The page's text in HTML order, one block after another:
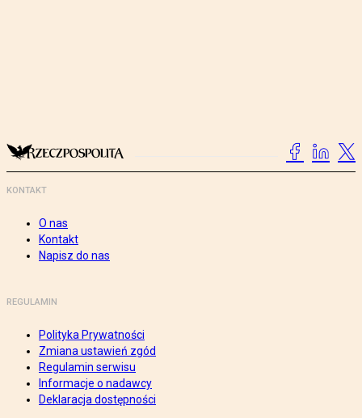
KONTAKT
O nas
Kontakt
Napisz do nas
REGULAMIN
Polityka Prywatności
Zmiana ustawień zgód
Regulamin serwisu
Informacje o nadawcy
Deklaracja dostępności